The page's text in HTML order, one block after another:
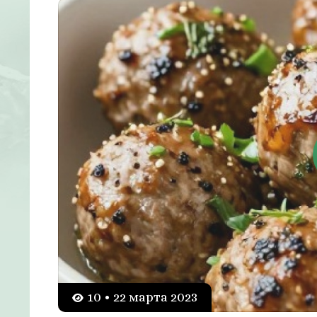
10 • 22 марта 2023